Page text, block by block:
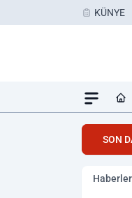
KÜNYE
SON
Haberler